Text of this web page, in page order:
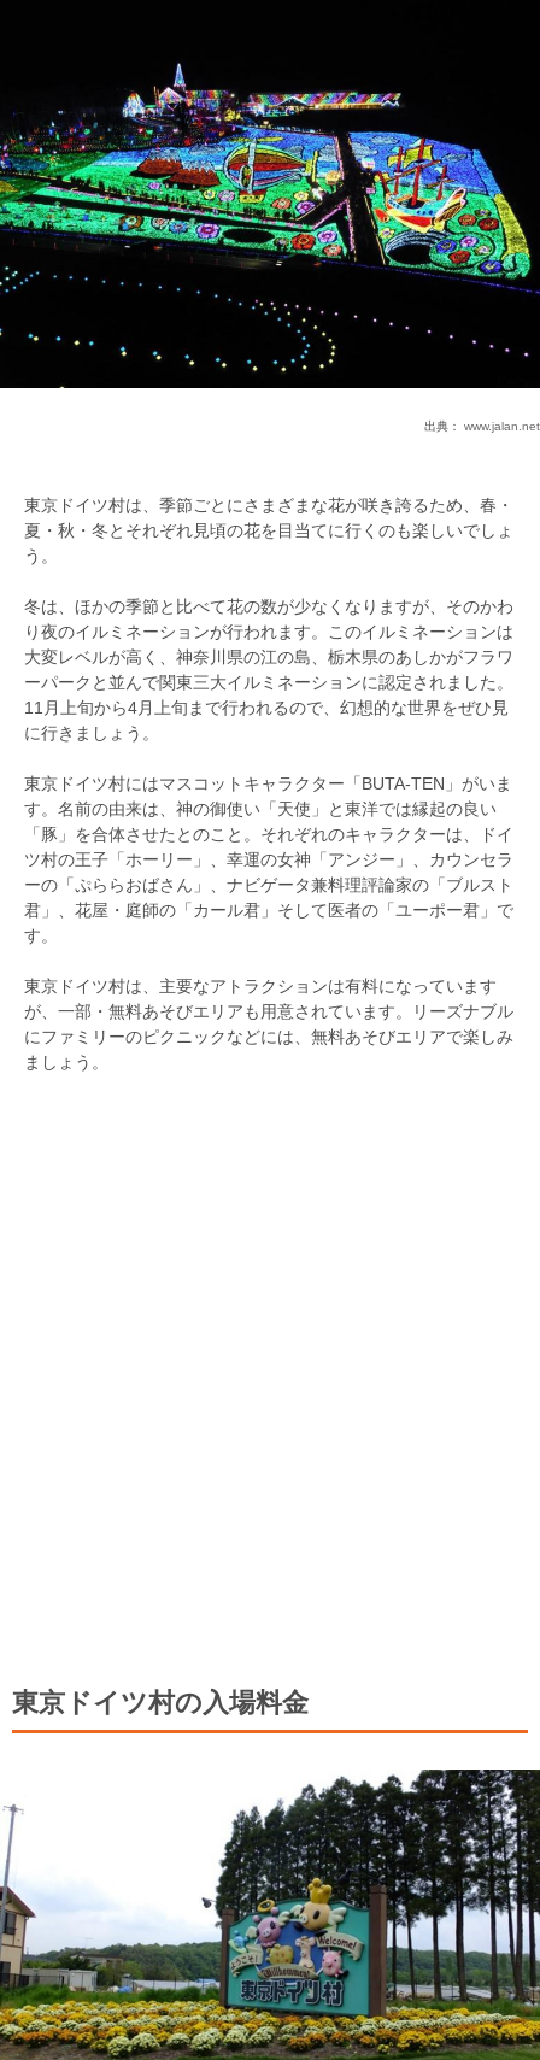
出典： www.jalan.net
東京ドイツ村は、季節ごとにさまざまな花が咲き誇るため、春・
夏・秋・冬とそれぞれ見頃の花を目当てに行くのも楽しいでしょ
う。
冬は、ほかの季節と比べて花の数が少なくなりますが、そのかわ
り夜のイルミネーションが行われます。このイルミネーションは
大変レベルが高く、神奈川県の江の島、栃木県のあしかがフラワ
ーパークと並んで関東三大イルミネーションに認定されました。
11月上旬から4月上旬まで行われるので、幻想的な世界をぜひ見
に行きましょう。
東京ドイツ村にはマスコットキャラクター「BUTA-TEN」がいま
す。名前の由来は、神の御使い「天使」と東洋では縁起の良い
「豚」を合体させたとのこと。それぞれのキャラクターは、ドイ
ツ村の王子「ホーリー」、幸運の女神「アンジー」、カウンセラ
ーの「ぷららおばさん」、ナビゲータ兼料理評論家の「ブルスト
君」、花屋・庭師の「カール君」そして医者の「ユーポー君」で
す。
東京ドイツ村は、主要なアトラクションは有料になっています
が、一部・無料あそびエリアも用意されています。リーズナブル
にファミリーのピクニックなどには、無料あそびエリアで楽しみ
ましょう。
東京ドイツ村の入場料金